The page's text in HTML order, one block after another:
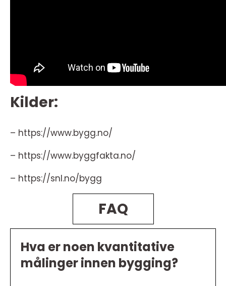
Kilder:
– https://www.bygg.no/
– https://www.byggfakta.no/
– https://snl.no/bygg
FAQ
Hva er noen kvantitative
målinger innen bygging?